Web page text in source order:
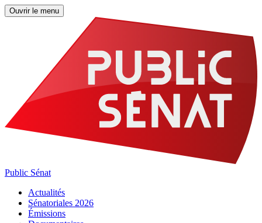
Ouvrir le menu
Public Sénat
Actualités
Sénatoriales 2026
Émissions